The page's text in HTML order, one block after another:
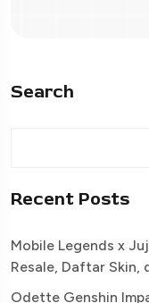
Search
Recent Posts
Mobile Legends x
Resale, Daftar Skin,
Odette Genshin